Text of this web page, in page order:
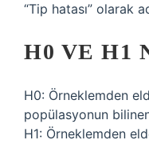
“Tip hatası” olarak
H0 VE H1
H0: Örneklemden
popülasyonun
H1: Örneklemden